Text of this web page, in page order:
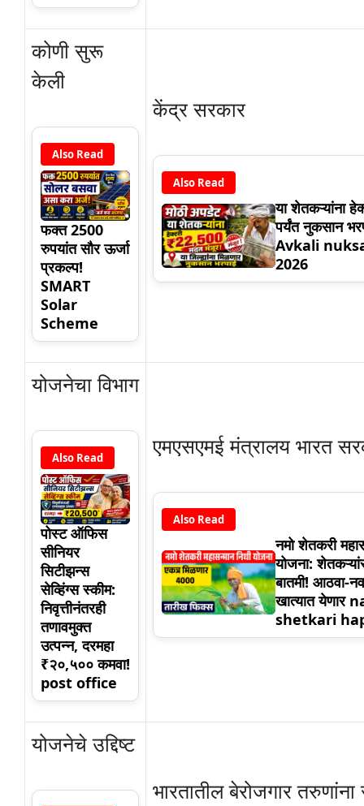
कोणी सुरू
केली
Also Read
फक्त 2500
रुपयांत सौर ऊर्जा
प्रकल्प!
SMART
Solar
Scheme
केंद्र सरकार
Also Read
या शेतकऱ्यांना
पर्यंत नुकसान
Avkali
2026
योजनेचा विभाग
Also Read
पोस्ट ऑफिस
सीनियर
सिटीझन्स
सेव्हिंग्स स्कीम:
निवृत्तीनंतरही
तणावमुक्त
उत्पन्न, दरमहा
₹२०,५०० कमवा!
post office
एमएसएमई मंत्रालय भारत
Also Read
नमो शेतकरी
योजना:
बातमी! आठवा-
खात्यात येणार
shetkari
योजनेचे उद्दिष्ट
भारतातील बेरोजगार तरुणांना